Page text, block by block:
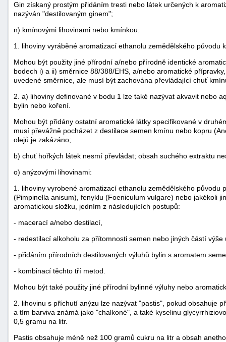
Gin získaný prostým přidáním tresti nebo látek určených k
nazýván "destilovaným ginem";
n) kmínovými lihovinami nebo kmínkou:
1. lihoviny vyráběné aromatizací ethanolu zemědělského původu
Mohou být použity jiné přírodní a/nebo přírodně identické
bodech i) a ii) směrnice 88/388/EHS, a/nebo aromatické
uvedené směrnice, ale musí být zachována převládající chuť
2. a) lihoviny definované v bodu 1 lze také nazývat akvavit nebo
bylin nebo koření.
Mohou být přidány ostatní aromatické látky specifikované v
musí převážně pocházet z destilace semen kmínu nebo kopru
olejů je zakázáno;
b) chuť hořkých látek nesmí převládat; obsah suchého extraktu
o) anýzovými lihovinami:
1. lihoviny vyrobené aromatizací ethanolu zemědělského
(Pimpinella anisum), fenyklu (Foeniculum vulgare) nebo jakékoli
aromatickou složku, jedním z následujících postupů:
- macerací a/nebo destilací,
- redestilací alkoholu za přítomnosti semen nebo jiných částí výše
- přidáním přírodních destilovaných výluhů bylin s aromatem
- kombinací těchto tří metod.
Mohou být také použity jiné přírodní bylinné výluhy nebo
2. lihovinu s příchutí anýzu lze nazývat "pastis", pokud obsahuje
a tím barviva známá jako "chalkoné", a také kyselinu
0,5 gramu na litr.
Pastis obsahuje méně než 100 gramů cukru na litr a obsah